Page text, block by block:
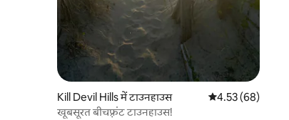
Kill Devil Hills में टाउनहाउस औसत रेटिंग 5 में से
4.53 (68)
खूबसूरत बीचफ़्रंट टाउनहाउस!